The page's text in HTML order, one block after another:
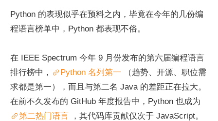
Python 的表现似乎在预料之内，毕竟在今年的几份编
程语言榜单中，Python 都表现不俗。
在 IEEE Spectrum 今年 9 月份发布的第六届编程语言
排行榜中，
Python 名列第一
（趋势、开源、职位需
求都是第一），而且与第二名 Java 的差距正在拉大。
在前不久发布的 GitHub 年度报告中，Python 也成为
第二热门语言 ，其代码库贡献仅次于 JavaScript。